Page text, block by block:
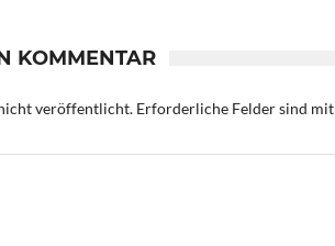
KOMMENTAR
veröffentlicht. Erforderliche Felder sind mit